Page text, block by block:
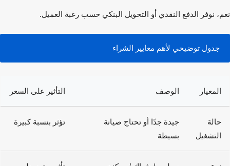
نوفر الدفع النقدي أو التحويل البنكي حسب رغبة العميل.
جدول توضيحي لأهم معايير الشراء
المعيار الوصف التأثير على السعر
حالة
التشغيل
جيدة جدًا أو تحتاج صيانة
بسيطة
تؤثر بنسبة كبيرة